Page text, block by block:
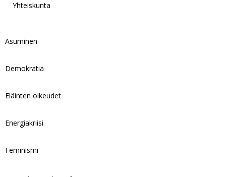
Yhteiskunta
Asuminen
Demokratia
Eläinten oikeudet
Energiakriisi
Feminismi